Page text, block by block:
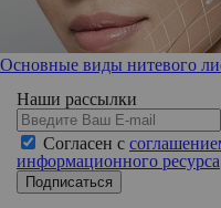
Основные виды нитевого
Наши рассылки
Согласен с
информационного ресурса
Подписаться